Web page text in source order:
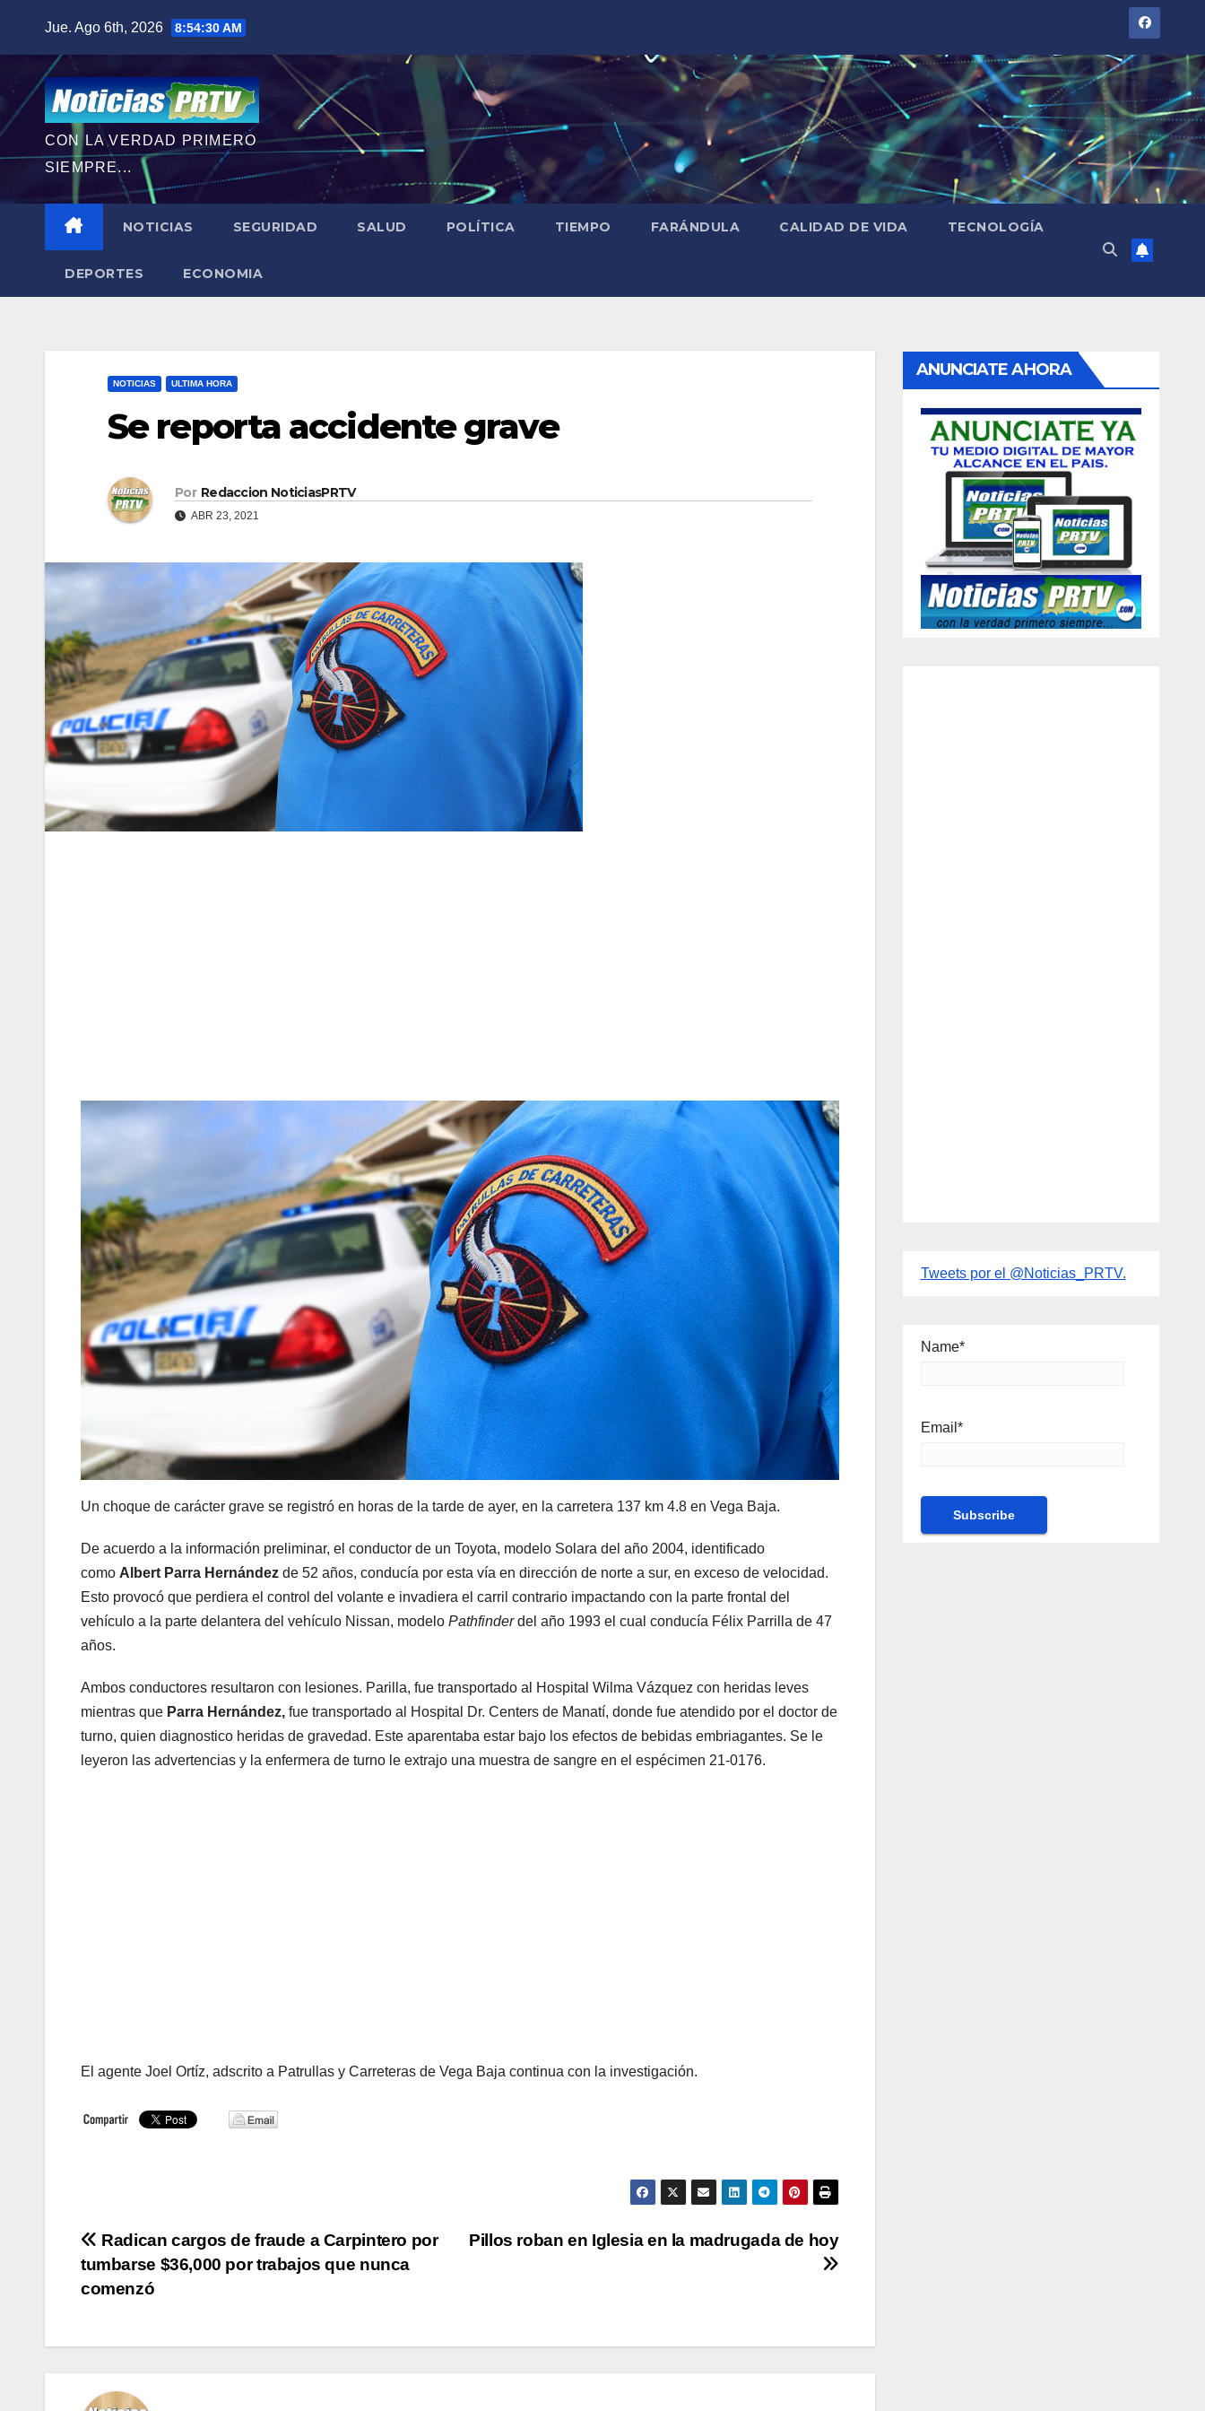
contenido
Jue. Ago 6th, 2026 8:54:31 AM
CON LA VERDAD PRIMERO
SIEMPRE...
NOTICIAS SEGURIDAD SALUD POLÍTICA TIEMPO FARÁNDULA CALIDAD DE VIDA TECNOLOGÍA
DEPORTES ECONOMIA
NOTICIAS ULTIMA HORA
Se reporta accidente grave
Por Redaccion NoticiasPRTV
ABR 23, 2021
Un choque de carácter grave se registró en horas de la tarde de ayer, en la carretera 137 km 4.8 en Vega Baja.
De acuerdo a la información preliminar, el conductor de un Toyota, modelo Solara del año 2004, identificado
como Albert Parra Hernández de 52 años, conducía por esta vía en dirección de norte a sur, en exceso de velocidad.
Esto provocó que perdiera el control del volante e invadiera el carril contrario impactando con la parte frontal del
vehículo a la parte delantera del vehículo Nissan, modelo Pathfinderdel año 1993 el cual conducía Félix Parrilla de 47
años.
Ambos conductores resultaron con lesiones. Parilla, fue transportado al Hospital Wilma Vázquez con heridas leves
mientras que Parra Hernández, fue transportado al Hospital Dr. Centers de Manatí, donde fue atendido por el doctor de
turno, quien diagnostico heridas de gravedad. Este aparentaba estar bajo los efectos de bebidas embriagantes. Se le
leyeron las advertencias y la enfermera de turno le extrajo una muestra de sangre en el espécimen 21-0176.
El agente Joel Ortíz, adscrito a Patrullas y Carreteras de Vega Baja continua con la investigación.
Navegación
de
Pillos roban en Iglesia en la madrugada de hoy
Radican cargos de fraude a Carpintero por
tumbarse $36,000 por trabajos que nunca
comenzó
ANUNCIATE AHORA
Tweets por el @Noticias_PRTV.
Name*
Email*